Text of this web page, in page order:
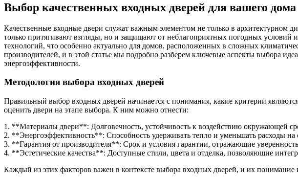
Выбор качественных входных дверей для вашего дома
Качественные входные двери служат важным элементом не только в архитектурном
только притягивают взгляды, но и защищают от неблагоприятных погодных условий
технологий, что особенно актуально для домов, расположенных в сложных
производителей, и в этой статье мы подробно разберем ключевые аспекты выбора
энергоэффективности.
Методология выбора входных дверей
Правильный выбор входных дверей начинается с понимания, какие критерии
оценить двери на этапе выбора. К ним можно отнести:
1. **Материалы двери**: Долговечность, устойчивость к воздействию окружающей
2. **Энергоэффективность**: Способность удерживать тепло и уменьшать расходы на
3. **Гарантия от производителя**: Срок и условия гарантии, отражающие
4. **Эстетические качества**: Доступные стили, цвета и отделка, позволяющие
Каждый из этих факторов важен в контексте выбора входных дверей, и их